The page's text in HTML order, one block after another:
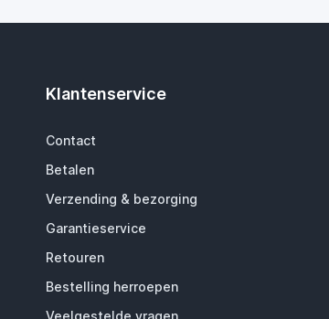
Klantenservice
Contact
Betalen
Verzending & bezorging
Garantieservice
Retouren
Bestelling herroepen